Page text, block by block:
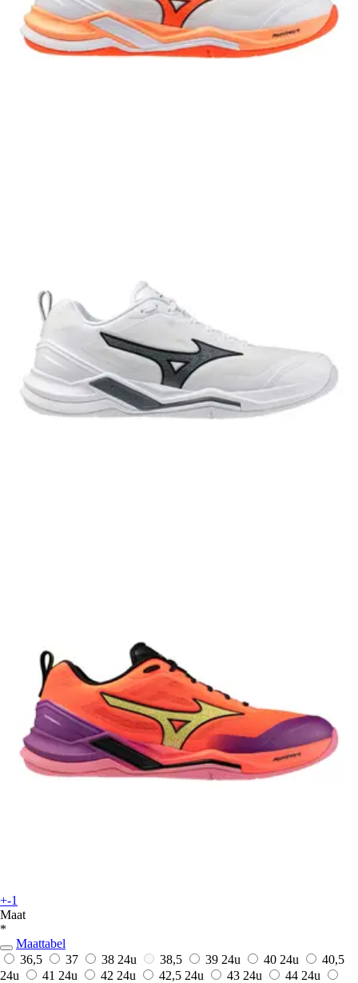
+-1
Maat
*
Maattabel
36,5
37 38 24u 38,5 39 24u 40 24u
40,5
24u
41 24u 42 24u 42,5 24u 43 24u 44 24u